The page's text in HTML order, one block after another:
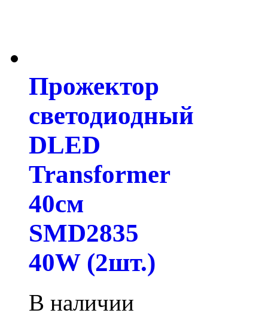
Прожектор
светодиодный
DLED
Transformer
40см
SMD2835
40W (2шт.)
В наличии